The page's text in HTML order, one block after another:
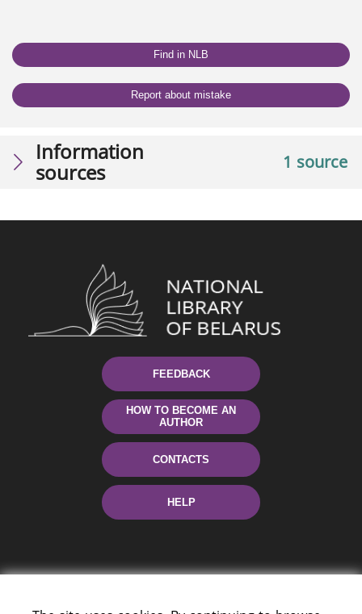
Find in NLB
Report about mistake
1 source
Information
sources
FEEDBACK
HOW TO BECOME AN
AUTHOR
CONTACTS
HELP